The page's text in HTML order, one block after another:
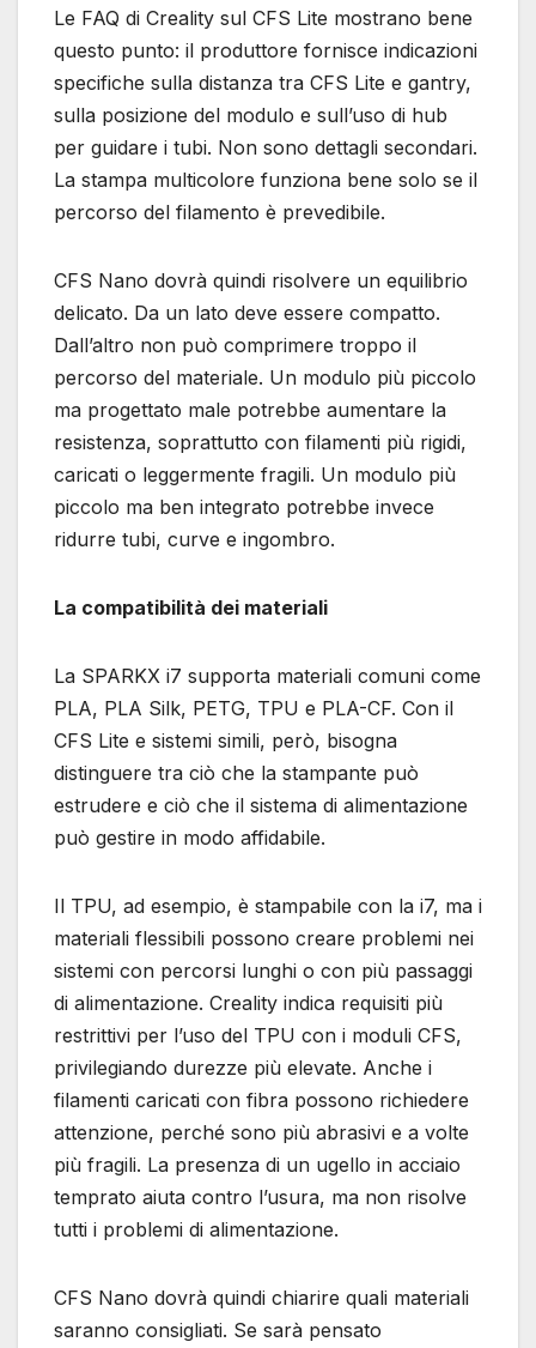
Le FAQ di Creality sul CFS Lite mostrano bene
questo punto: il produttore fornisce indicazioni
specifiche sulla distanza tra CFS Lite e gantry,
sulla posizione del modulo e sull’uso di hub
per guidare i tubi. Non sono dettagli secondari.
La stampa multicolore funziona bene solo se il
percorso del filamento è prevedibile.
CFS Nano dovrà quindi risolvere un equilibrio
delicato. Da un lato deve essere compatto.
Dall’altro non può comprimere troppo il
percorso del materiale. Un modulo più piccolo
ma progettato male potrebbe aumentare la
resistenza, soprattutto con filamenti più rigidi,
caricati o leggermente fragili. Un modulo più
piccolo ma ben integrato potrebbe invece
ridurre tubi, curve e ingombro.
La compatibilità dei materiali
La SPARKX i7 supporta materiali comuni come
PLA, PLA Silk, PETG, TPU e PLA-CF. Con il
CFS Lite e sistemi simili, però, bisogna
distinguere tra ciò che la stampante può
estrudere e ciò che il sistema di alimentazione
può gestire in modo affidabile.
Il TPU, ad esempio, è stampabile con la i7, ma i
materiali flessibili possono creare problemi nei
sistemi con percorsi lunghi o con più passaggi
di alimentazione. Creality indica requisiti più
restrittivi per l’uso del TPU con i moduli CFS,
privilegiando durezze più elevate. Anche i
filamenti caricati con fibra possono richiedere
attenzione, perché sono più abrasivi e a volte
più fragili. La presenza di un ugello in acciaio
temprato aiuta contro l’usura, ma non risolve
tutti i problemi di alimentazione.
CFS Nano dovrà quindi chiarire quali materiali
saranno consigliati. Se sarà pensato